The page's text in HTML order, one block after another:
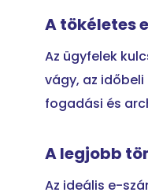
A tökéletes
Az ügyfelek
vágy, az
fogadási és
A legjobb
Az ideális e-